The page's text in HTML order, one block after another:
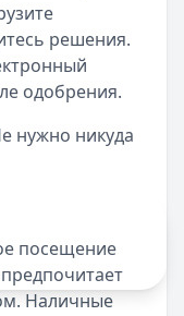
решения.
одобрения.
нужно никуда
посещение
Наличные